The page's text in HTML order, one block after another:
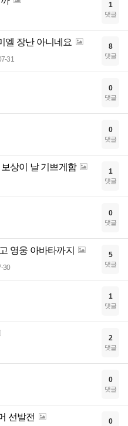
1
댓글
엘 장난 아니네요
31
8
댓글
0
댓글
0
댓글
상이 날 기쁘게함 1
댓글
0
댓글
영웅 아바타까지
30
5
댓글
1
댓글
2
댓글
0
댓글
선발전 0